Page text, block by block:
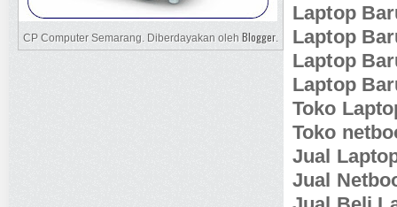
Laptop
Laptop
Laptop
Laptop
Toko
Toko
Jual
Jual
CP Computer Semarang. Diberdayakan oleh Blogger.